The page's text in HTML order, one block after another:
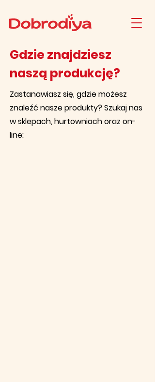
Gdzie znajdziesz
naszą produkcję?
Zastanawiasz się, gdzie możesz
znaleźć nasze produkty?Szukaj nas
w sklepach, hurtowniach oraz on-
line: